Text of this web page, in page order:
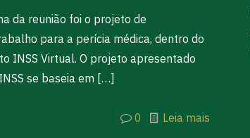
da reunião foi o projeto de
para a perícia médica, dentro do
INSS Virtual. O projeto apresentado
se baseia em […]
0 Leia mais